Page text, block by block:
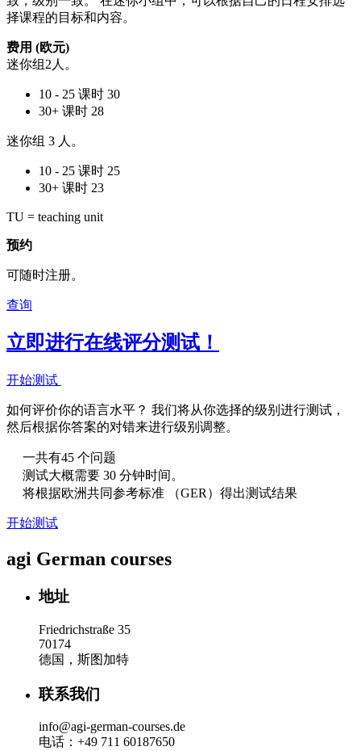
择课程的目标和内容。
费用 (欧元)
迷你组2人。
10 - 25 课时 30
30+ 课时 28
迷你组 3 人。
10 - 25 课时 25
30+ 课时 23
TU = teaching unit
预约
可随时注册。
查询
立即进行在线评分测试！
开始测试
如何评价你的语言水平？ 我们将从你选择的级别进行测试，
然后根据你答案的对错来进行级别调整。
一共有45 个问题
测试大概需要 30 分钟时间。
将根据欧洲共同参考标准 （GER）得出测试结果
开始测试
agi German courses
地址
Friedrichstraße 35
70174
德国，斯图加特
联系我们
info@agi-german-courses.de
电话：+49 711 60187650